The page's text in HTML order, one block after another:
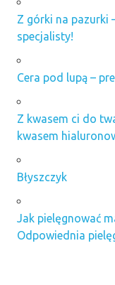
Z górki na pazurki
specjalisty!
Cera pod lupą –
Z kwasem ci do
kwasem
Błyszczyk
Jak pielęgnować
Odpowiednia